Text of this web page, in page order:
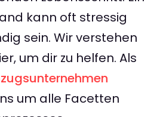
kann oft stressig
sein. Wir verstehen
um dir zu helfen. Als
um alle Facetten